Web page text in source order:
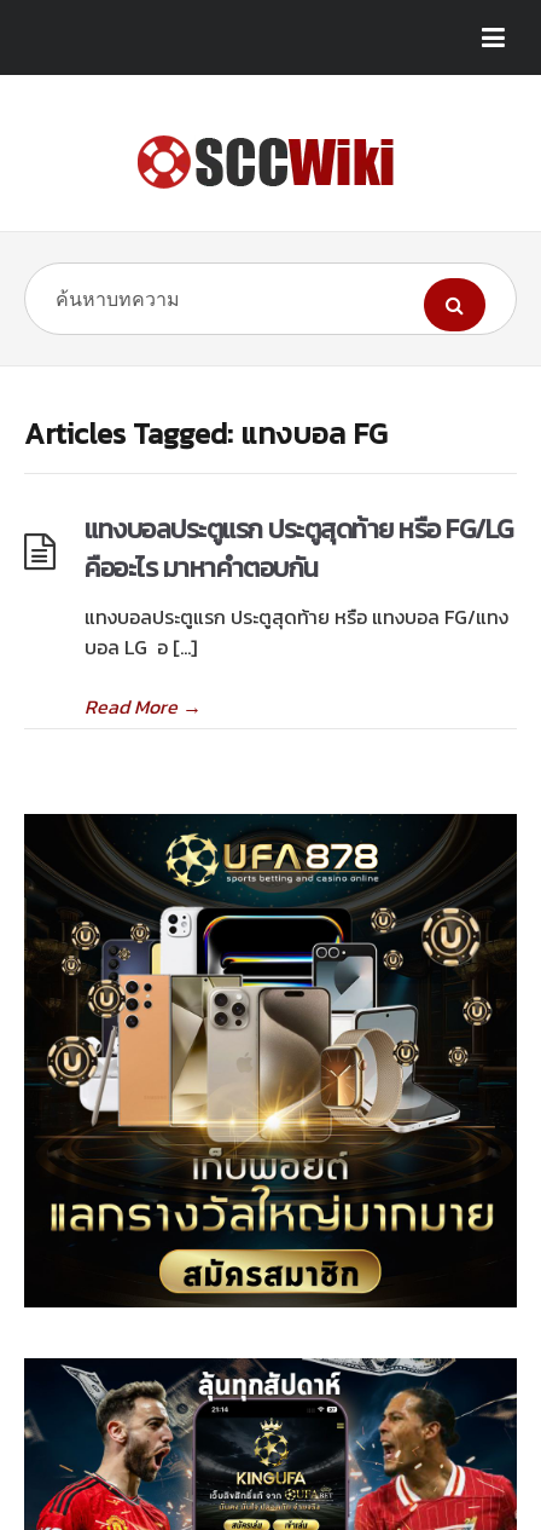
Articles Tagged: แทงบอล FG
แทงบอลประตูแรก ประตูสุดท้าย หรือ FG/LG
คืออะไร มาหาคำตอบกัน
แทงบอลประตูแรก ประตูสุดท้าย หรือ แทงบอล FG/แทง
บอล LG อ […]
Read More→